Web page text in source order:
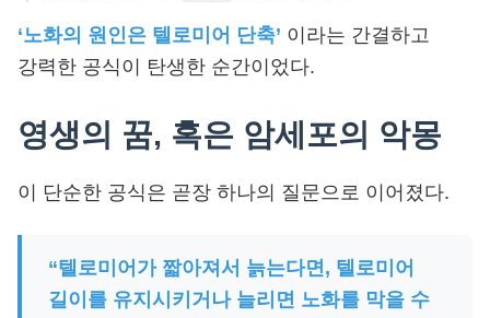
‘노화의 원인은 텔로미어 단축’ 이라는 간결하고
강력한 공식이 탄생한 순간이었다.
영생의 꿈, 혹은 암세포의 악몽
이 단순한 공식은 곧장 하나의 질문으로 이어졌다.
“텔로미어가 짧아져서 늙는다면, 텔로미어
길이를 유지시키거나 늘리면 노화를 막을 수